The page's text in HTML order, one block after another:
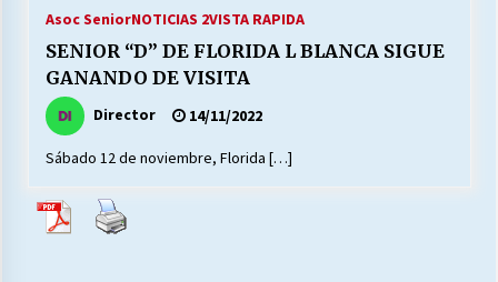
MUNICIPALIDAD, TRABAJADORES, CLIMA
LABORAL:
13/07/2026
Escuela hospitalaria El Carmen de Maipu.
Asoc SeniorNOTICIAS 2VISTA RAPIDA
SENIOR “D” DE FLORIDA L BLANCA SIGUE
GANANDO DE VISITA
Director 14/11/2022
Sábado 12 de noviembre, Florida […]